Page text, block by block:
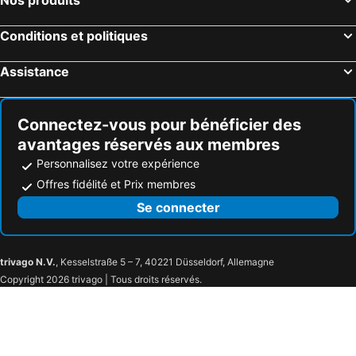
Hôtels Barcelos
Hôtels Ponte da Barca
Hôtels Alijó
Conditions et politiques
Assistance
Connectez-vous pour bénéficier des
avantages réservés aux membres
Personnalisez votre expérience
Offres fidélité et Prix membres
Se connecter
trivago N.V., Kesselstraße 5 – 7, 40221 Düsseldorf, Allemagne
Copyright 2026 trivago | Tous droits réservés.